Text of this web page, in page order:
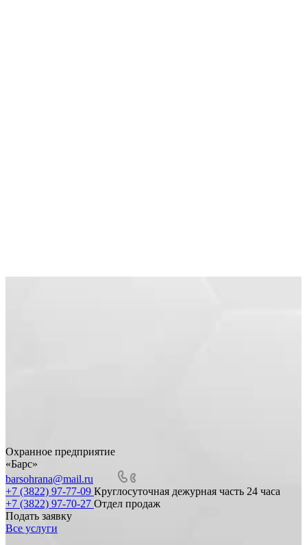
Охранное предприятие
«Барс»
barsohrana@mail.ru
+7 (3822) 97-77-09 Круглосуточная дежурная часть 24 часа
+7 (3822) 97-70-27 Отдел продаж
Подать заявку
Все услуги